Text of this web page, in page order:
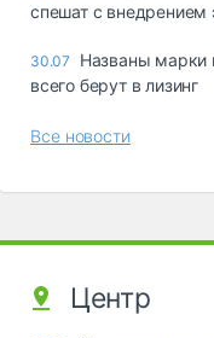
спешат с внедрением
30.07
Названы марки
всего берут в лизинг
Все новости
Центр